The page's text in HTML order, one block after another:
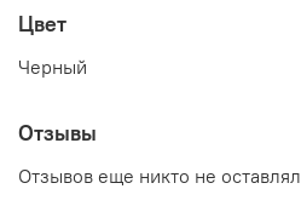
Цвет
Черный
Отзывы
Отзывов еще никто не оставлял